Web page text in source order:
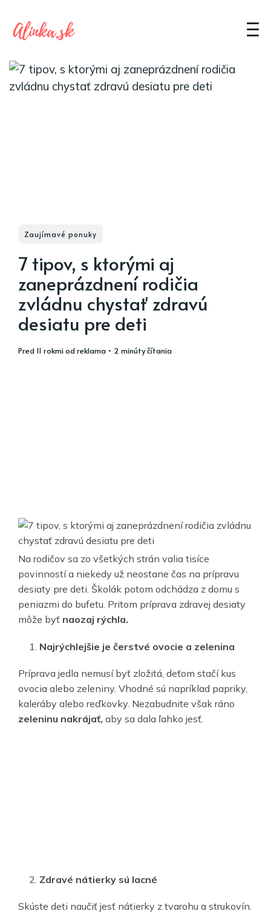
Zaujímavé ponuky
7 tipov, s ktorými aj
zaneprázdnení rodičia
zvládnu chystať zdravú
desiatu pre deti
pred 11 rokmiodreklama • 2 minúty čítania
Na rodičov sa zo všetkých strán valia tisíce
povinností a niekedy už neostane čas na prípravu
desiaty pre deti. Školák potom odchádza z domu s
peniazmi do bufetu. Pritom príprava zdravej desiaty
môže byť naozaj rýchla.
Najrýchlejšie je čerstvé ovocie a zelenina
Príprava jedla nemusí byť zložitá, deťom stačí kus
ovocia alebo zeleniny. Vhodné sú napríklad papriky,
kaleráby alebo reďkovky. Nezabudnite však ráno
zeleninu nakrájať, aby sa dala ľahko jesť.
Zdravé nátierky sú lacné
Skúste deti naučiť jesť nátierky z tvarohu a strukovín.